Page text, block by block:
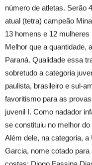
número de atletas. Serão
atual (tetra) campeão
13 homens e 12 mulheres
Melhor que a quantidade,
Paraná. Qualidade essa
sobretudo a categoria
paulista, brasileiro e sul-
favoritismo para as
juvenil I. Como nadador
se constituiu no melhor
Além dele, na categoria,
Garcia, nome cotado